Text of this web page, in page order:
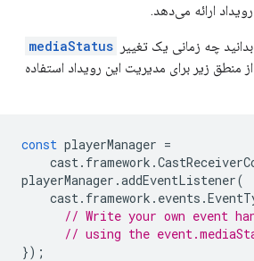
ارائه می‌دهد.
چه زمانی یک تغییر mediaStatus
منطق زیر برای مدیریت این رویداد استفاده
const playerManager =
cast. framework .
playerManager .addEventListener(
cast. framework . events .
// Write your own event
// using the
});